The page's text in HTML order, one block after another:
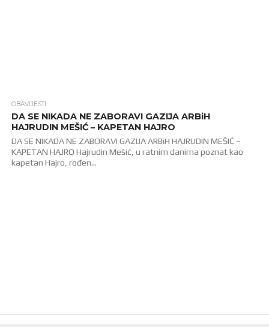
OBAVIJESTI
DA SE NIKADA NE ZABORAVI GAZIJA ARBiH
HAJRUDIN MEŠIĆ – KAPETAN HAJRO
DA SE NIKADA NE ZABORAVI GAZIJA ARBiH HAJRUDIN MEŠIĆ –
KAPETAN HAJRO Hajrudin Mešić, u ratnim danima poznat kao
kapetan Hajro, rođen...